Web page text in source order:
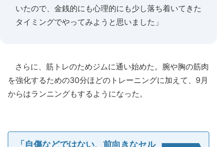
いたので、金銭的にも心理的にも少し落ち着いてきた
タイミングでやってみようと思いました」
さらに、筋トレのためジムに通い始めた。腕や胸の筋肉
を強化するための30分ほどのトレーニングに加えて、9月
からはランニングもするようになった。
「自傷などではない、前向きなセル